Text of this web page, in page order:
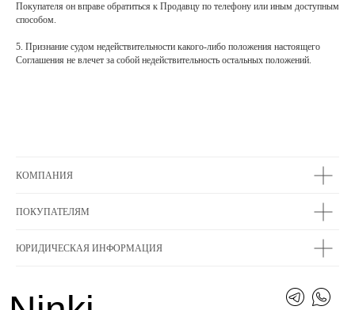
Покупателя он вправе обратиться к Продавцу по телефону или иным доступным
способом.
5. Признание судом недействительности какого-либо положения настоящего
Соглашения не влечет за собой недействительность остальных положений.
КОМПАНИЯ
ПОКУПАТЕЛЯМ
ЮРИДИЧЕСКАЯ ИНФОРМАЦИЯ